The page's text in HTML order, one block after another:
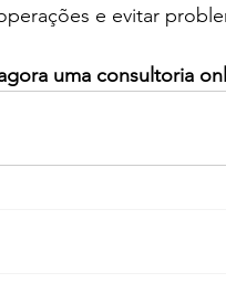
e evitar
uma consultoria